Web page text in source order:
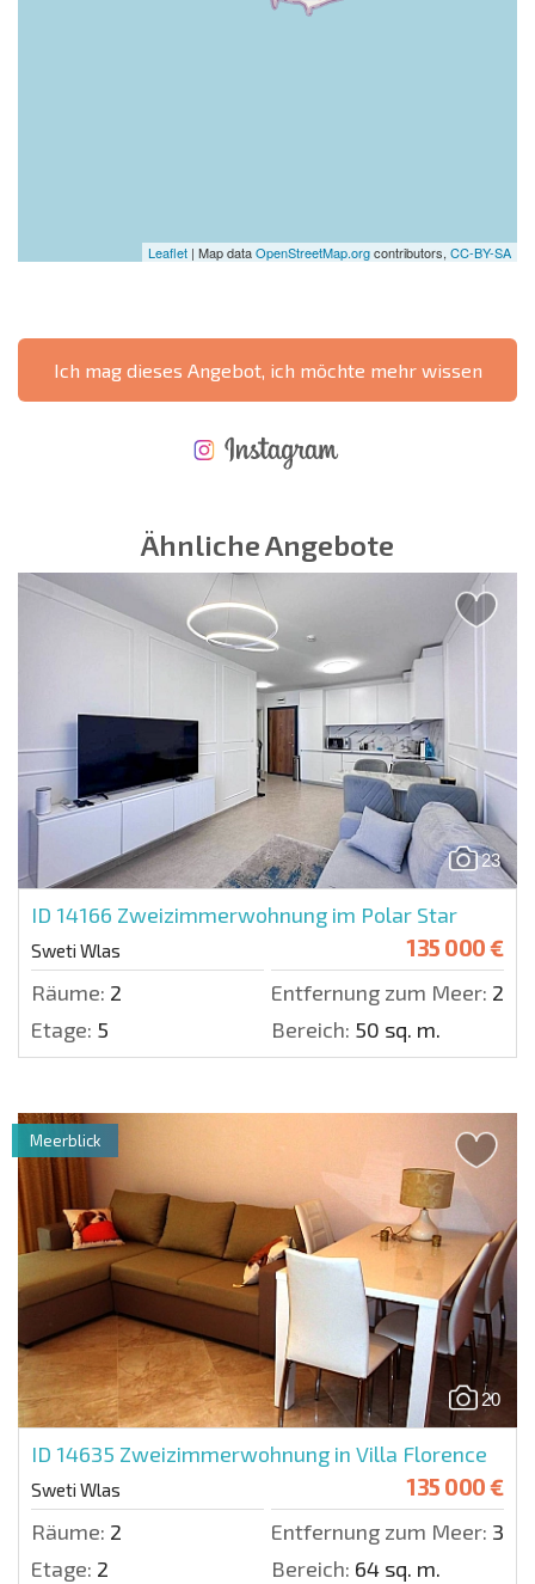
Leaflet | Map dataOpenStreetMap.orgcontributors, CC-BY-SA
Ich mag dieses Angebot, ich möchte mehr wissen
Ähnliche Angebote
23
ID 14166 Zweizimmerwohnung im Polar Star
Sweti Wlas 135 000 €
Räume: 2 Entfernung zum Meer: 200
Etage: 5 Bereich: 50 sq. m.
20
ID 14635 Zweizimmerwohnung in Villa Florence
Sweti Wlas 135 000 €
Räume: 2 Entfernung zum Meer: 300
Etage: 2 Bereich: 64 sq. m.
Meerblick